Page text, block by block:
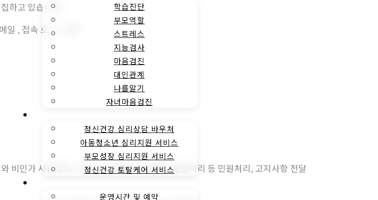
학습진단
부모역할
스트레스
지능검사
마음검진
대인관계
나를알기
자녀마음검진
정신건강 심리상담 바우처
아동청소년 심리지원 서비스
부모성장 심리지원 서비스
정신건강 토탈케어 서비스
운영시간 및 예약
하고 있습니다.
, 접속 로그 , 쿠키
비인가 사용 방지, 가입 의사 확인, 연령확인, 불만처리 등 민원처리, 고지사항 전달